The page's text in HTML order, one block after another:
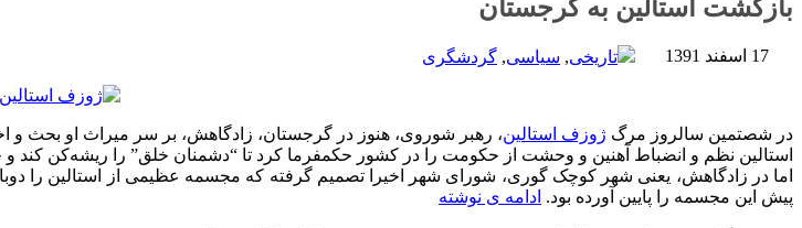
بازگشت استالین به گرجستان
17 اسفند 1391 تاریخی, سیاسی, گردشگری
در شصتمین سالروز مرگ ژوزف استالین، رهبر شوروی، هنوز در گرجستان، زادگاهش، بر سر میراث او بحث و
استالین نظم و انضباط آهنین و وحشت از حکومت را در کشور حکمفرما کرد تا “دشمنان خلق” را ریشه‌کن کند و
اما در زادگاهش، یعنی شهر کوچک گوری، شورای شهر اخیرا تصمیم گرفته که مجسمه عظیمی از استالین را
پیش این مجسمه را پایین آورده بود. ادامه ی نوشته